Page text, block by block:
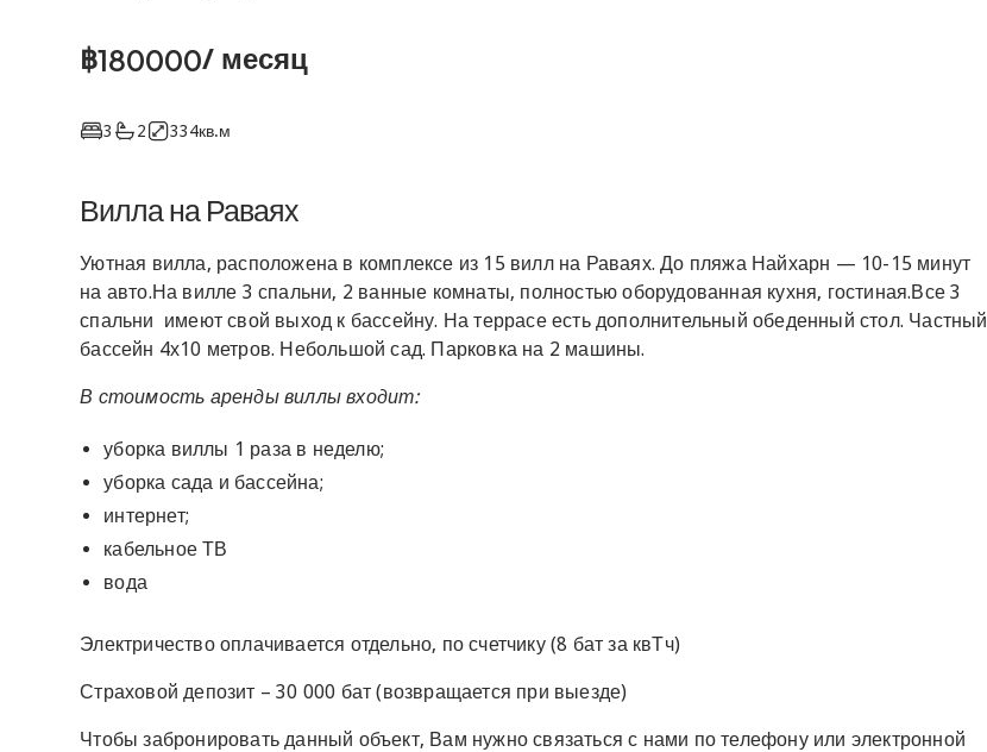
฿180000/ месяц
3 2 334кв.м
Вилла на Раваях
Уютная вилла, расположена в комплексе из 15 вилл на Раваях. До пляжа Найхарн — 10-15 минут
на авто.На вилле 3 спальни, 2 ванные комнаты, полностью оборудованная кухня, гостиная.Все 3
спальни имеют свой выход к бассейну. На террасе есть дополнительный обеденный стол. Частный
бассейн 4х10 метров. Небольшой сад. Парковка на 2 машины.
В стоимость аренды виллы входит:
уборка виллы 1 раза в неделю;
уборка сада и бассейна;
интернет;
кабельное ТВ
вода
Электричество оплачивается отдельно, по счетчику (8 бат за квТч)
Страховой депозит – 30 000 бат (возвращается при выезде)
Чтобы забронировать данный объект, Вам нужно связаться с нами по телефону или электронной